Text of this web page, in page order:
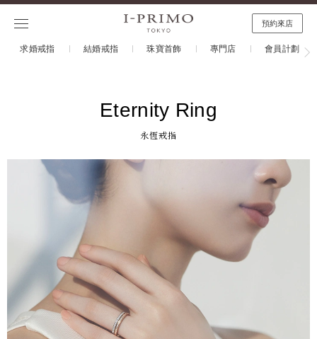
預約來店
求婚戒指 結婚戒指 珠寶首飾 專門店 會員計劃
Eternity Ring
永恆戒指